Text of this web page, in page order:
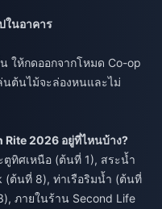
ในอาคาร
ให้กดออกจากโหมด Co-op
นต้นไม้จะล่องหนและไม่
2026 อยู่ที่ไหนบ้าง?
ตูทิศเหนือ (ต้นที่ 1), สระน้ำ
(ต้นที่ 8), ท่าเรือริมน้ำ (ต้นที่
ภายในร้าน Second Life